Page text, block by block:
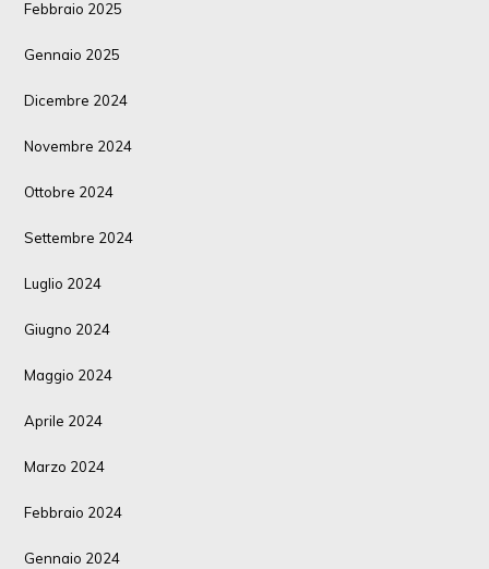
Febbraio 2025
Gennaio 2025
Dicembre 2024
Novembre 2024
Ottobre 2024
Settembre 2024
Luglio 2024
Giugno 2024
Maggio 2024
Aprile 2024
Marzo 2024
Febbraio 2024
Gennaio 2024